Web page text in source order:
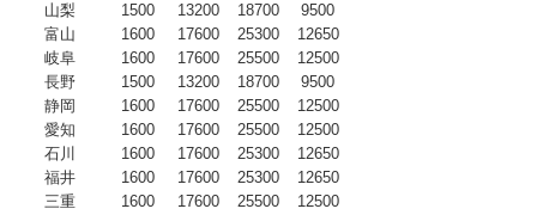
山梨
1500 13200 18700
9500
富山
1600 17600 25300
12650
岐阜
1600 17600 25500
12500
長野
1500 13200 18700
9500
静岡
1600 17600 25500
12500
愛知
1600 17600 25500
12500
石川
1600 17600 25300
12650
福井
1600 17600 25300
12650
三重
1600 17600 25500
12500